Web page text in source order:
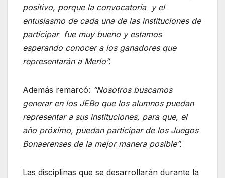
positivo, porque la convocatoria y el
entusiasmo de cada una de las instituciones de
participar fue muy bueno y estamos
esperando conocer a los ganadores que
representarán a Merlo”.
Además remarcó: “Nosotros buscamos
generar en los JEBo que los alumnos puedan
representar a sus instituciones, para que, el
año próximo, puedan participar de los Juegos
Bonaerenses de la mejor manera posible”.
Las disciplinas que se desarrollarán durante la